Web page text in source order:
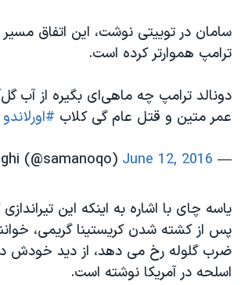
سامان در توییتی نوشت، این اتفاق مسیر
ترامپ هموارتر کرده است.
دونالد ترامپ چه ماهی‌ای بگیره از آب
عمر متین و قتل عام گی کلاب #اورلاندو
— Saman Sadeghi (@samanoqo)
June 12, 2016
پس از کشته شدن کریستینا گریمی،
ضرب گلوله رخ می دهد، از دید خودش
اسلحه در آمریکا نوشته است.